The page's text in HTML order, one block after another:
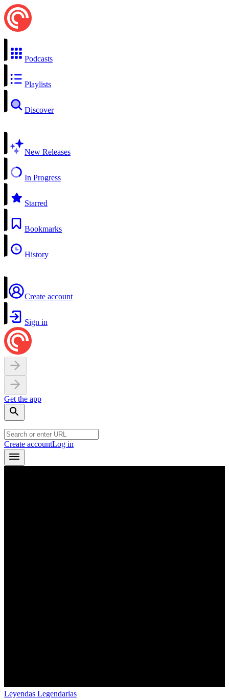
Podcasts
Playlists
Discover
New Releases
In Progress
Starred
Bookmarks
History
Create account
Sign in
Get the app
Create accountLog in
Leyendas Legendarias